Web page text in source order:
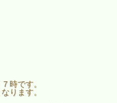
時です。
ります。